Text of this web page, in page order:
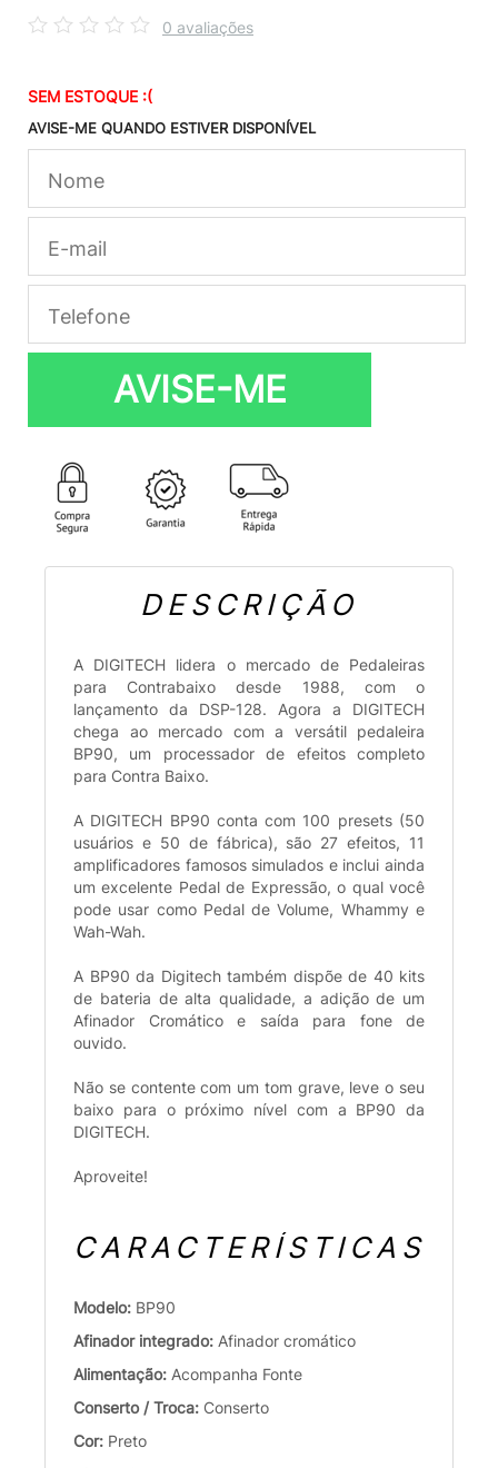
0 avaliações
SEM ESTOQUE :(
AVISE-ME QUANDO ESTIVER DISPONÍVEL
AVISE-ME
DESCRIÇÃO
A DIGITECH lidera o mercado de Pedaleiras
para Contrabaixo desde 1988, com o
lançamento da DSP-128. Agora a DIGITECH
chega ao mercado com a versátil pedaleira
BP90, um processador de efeitos completo
para Contra Baixo.
A DIGITECH BP90 conta com 100 presets (50
usuários e 50 de fábrica), são 27 efeitos, 11
amplificadores famosos simulados e inclui ainda
um excelente Pedal de Expressão, o qual você
pode usar como Pedal de Volume, Whammy e
Wah-Wah.
A BP90 da Digitech também dispõe de 40 kits
de bateria de alta qualidade, a adição de um
Afinador Cromático e saída para fone de
ouvido.
Não se contente com um tom grave, leve o seu
baixo para o próximo nível com a BP90 da
DIGITECH.
Aproveite!
CARACTERÍSTICAS
Modelo: BP90
Afinador integrado: Afinador cromático
Alimentação: Acompanha Fonte
Conserto / Troca: Conserto
Cor: Preto